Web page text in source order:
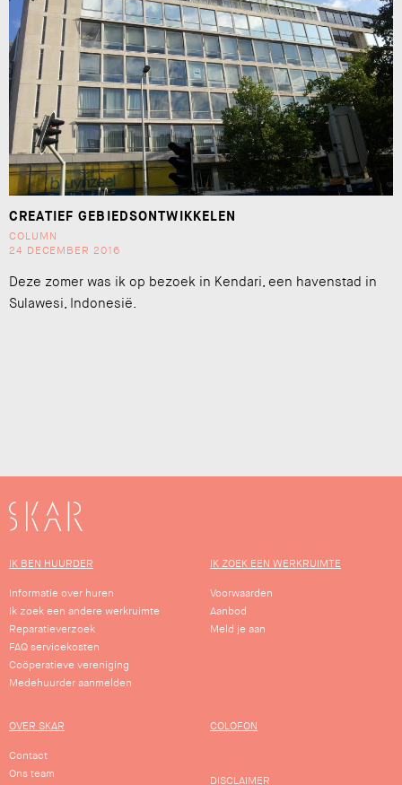
CREATIEF GEBIEDSONTWIKKELEN
COLUMN
24 DECEMBER 2016
Deze zomer was ik op bezoek in Kendari, een havenstad in
Sulawesi, Indonesië.
SKAR
IK BEN HUURDER
Informatie over huren
Ik zoek een andere werkruimte
Reparatieverzoek
FAQ servicekosten
Coöperatieve vereniging
Medehuurder aanmelden
IK ZOEK EEN WERKRUIMTE
Voorwaarden
Aanbod
Meld je aan
OVER SKAR
Contact
Ons team
COLOFON
DISCLAIMER